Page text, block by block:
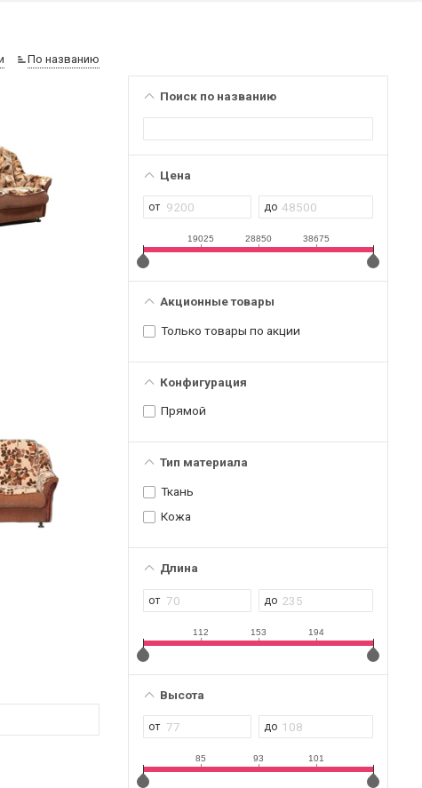
Поиск по названию
Цена
19025 28850 38675
Акционные товары
Только товары по акции
Конфигурация
Прямой
Тип материала
Ткань
Кожа
Длина
112 153 194
Высота
85 93 101
По названию